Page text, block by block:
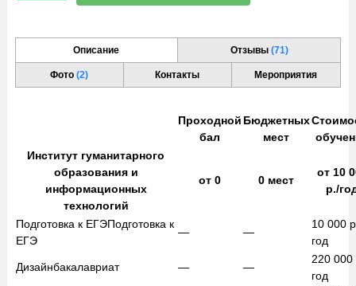
Описание Отзывы (71)
Фото(2) Контакты Мероприятия
Проходной
бал
Бюджетных
мест
Институт гуманитарного
образования и
информационных
технологий
от0 0 мест
от10
р./
Подготовка к ЕГЭПодготовка к
ЕГЭ
— —
10 000
год
Дизайнбакалавриат — —
220 000
год